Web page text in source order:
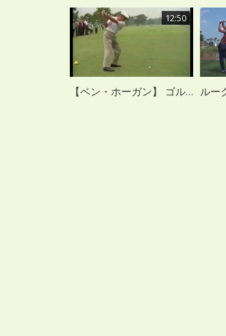
12:50
【ベン・ホーガン】 ゴルフスイング集 スロー